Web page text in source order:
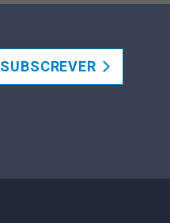
SUBSCREVER